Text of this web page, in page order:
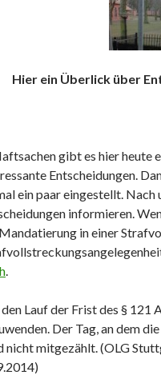
Hier ein Überlick über
gibt es hier heute
Entscheidungen.
ein paar eingestellt. Nach
informieren.
in einer
.
Lauf der Frist des § 121
Der Tag, an dem
nicht mitgezählt. (OLG